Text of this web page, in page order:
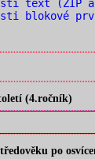
text (ZIP
blokové
(4.ročník)
po